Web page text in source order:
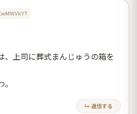
、上司に葬式まんじゅうの箱を
↳ 返信する